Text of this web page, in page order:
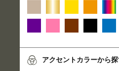
アクセントカラーから